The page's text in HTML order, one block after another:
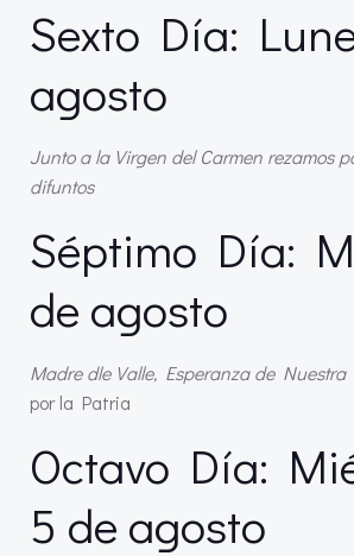
Sexto Día:
agosto
Junto a la Virgen del Carmen rezamos
difuntos
Séptimo Día:
de agosto
Madre dle Valle, Esperanza de
por la Patria
Octavo Día:
5 de agosto